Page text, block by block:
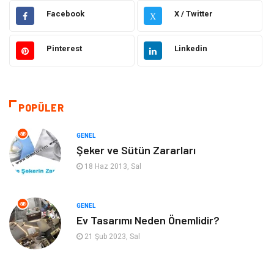
Hukuk Elektrik Elektronik
Güzellik & Bakım Moda
Giyim
Otomotiv
Gıda
Gayrimenkul
Anne & Çocuk Müzik
Facebook X X / Twitter
Pinterest Linkedin
POPÜLER
GENEL
Şeker ve Sütün Zararları
18 Haz 2013, Sal
GENEL
Ev Tasarımı Neden Önemlidir?
21 Şub 2023, Sal